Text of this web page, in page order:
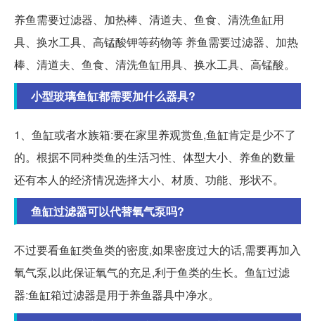
养鱼需要过滤器、加热棒、清道夫、鱼食、清洗鱼缸用
具、换水工具、高锰酸钾等药物等 养鱼需要过滤器、加热
棒、清道夫、鱼食、清洗鱼缸用具、换水工具、高锰酸。
小型玻璃鱼缸都需要加什么器具?
1、鱼缸或者水族箱:要在家里养观赏鱼,鱼缸肯定是少不了
的。根据不同种类鱼的生活习性、体型大小、养鱼的数量
还有本人的经济情况选择大小、材质、功能、形状不。
鱼缸过滤器可以代替氧气泵吗?
不过要看鱼缸类鱼类的密度,如果密度过大的话,需要再加入
氧气泵,以此保证氧气的充足,利于鱼类的生长。鱼缸过滤
器:鱼缸箱过滤器是用于养鱼器具中净水。